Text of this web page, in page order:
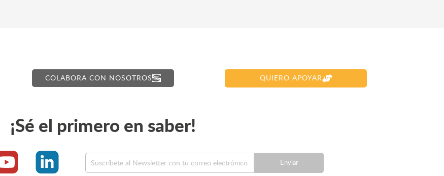
COLABORA CON NOSOTROS QUIERO APOYAR
¡Sé el primero en saber!
Enviar